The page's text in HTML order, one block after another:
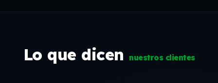
Lo que dicen nuestros clientes